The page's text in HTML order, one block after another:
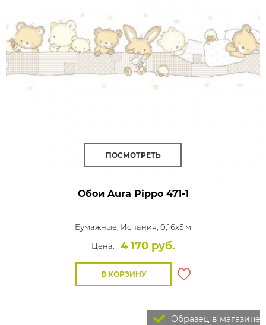
ПОСМОТРЕТЬ
Обои Aura Pippo471-1
Бумажные, Испания, 0,16x5 м
Цена:
4 170 руб.
В КОРЗИНУ
Образец в магазине